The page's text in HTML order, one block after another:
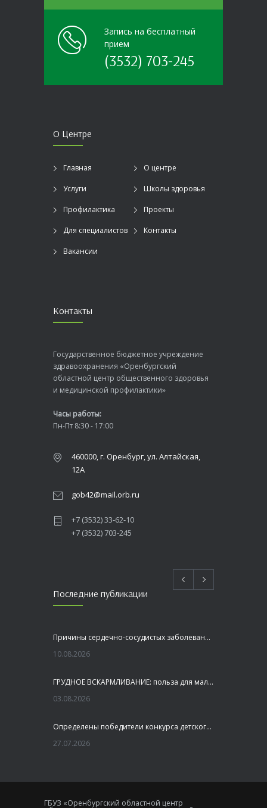
Запись на бесплатный
прием
(3532) 703-245
О Центре
Главная О центре
Услуги Школы здоровья
Профилактика Проекты
Для специалистов Контакты
Вакансии
Контакты
Государственное бюджетное учреждение
здравоохранения «Оренбургский
областной центр общественного здоровья
и медицинской профилактики»
Часы работы:
Пн-Пт 8:30 - 17:00
460000, г. Оренбург, ул. Алтайская,
12А
gob42@mail.orb.ru
+7 (3532) 33-62-10
+7 (3532) 703-245
Последние публикации
Причины сердечно-сосудистых заболеваний
10.08.2026
ГРУДНОЕ ВСКАРМЛИВАНИЕ: польза для малыша и мамы
03.08.2026
Определены победители конкурса детского рисунка «Я шагаю по Оренбуржью»
27.07.2026
ГБУЗ «Оренбургский областной центр